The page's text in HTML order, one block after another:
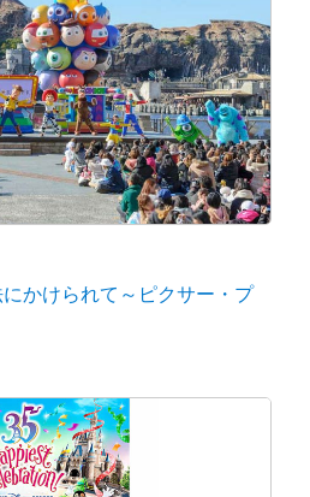
かけられて～ピクサー・プ